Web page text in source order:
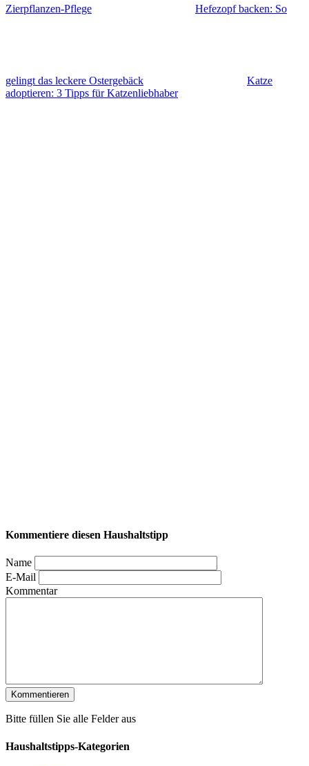
Zierpflanzen-Pflege Hefezopf backen: So
gelingt das leckere Ostergebäck
Katze
adoptieren: 3 Tipps für Katzenliebhaber
Kommentiere diesen Haushaltstipp
Name
E-Mail
Kommentar
Bitte füllen Sie alle Felder aus
Haushaltstipps-Kategorien